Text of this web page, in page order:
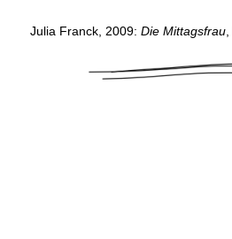
Julia Franck, 2009: Die Mittagsfrau